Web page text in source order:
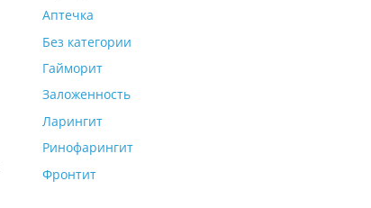
Аптечка
Без категории
Гайморит
Заложенность
Ларингит
Ринофарингит
Фронтит